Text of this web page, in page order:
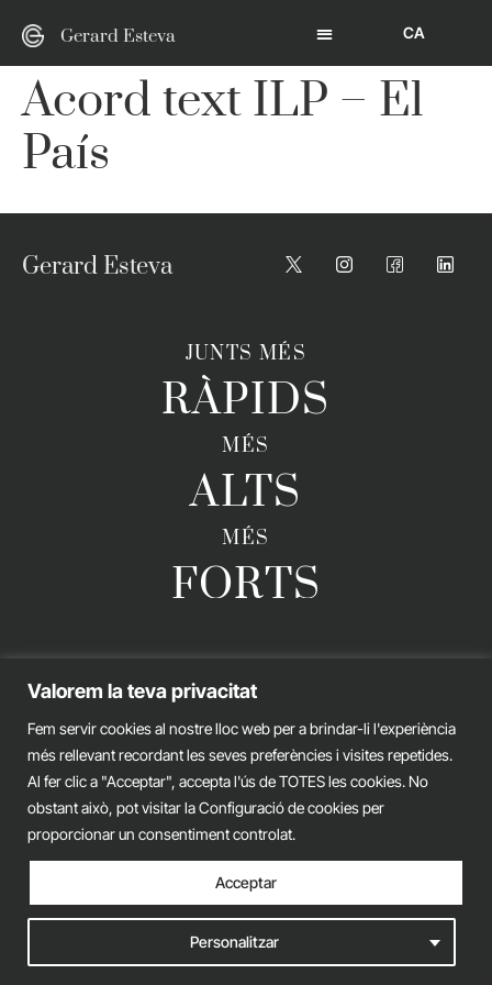
Valorem la teva privacitat
Fem servir cookies al nostre lloc web per a brindar-li l'experiència
més rellevant recordant les seves preferències i visites repetides.
Al fer clic a "Acceptar", accepta l'ús de TOTES les cookies. No
obstant això, pot visitar la Configuració de cookies per
proporcionar un consentiment controlat.
Personalitzar
Acceptar
Gerard Esteva CA
Acord text ILP – El
País
Gerard Esteva
JUNTS MÉS
RÀPIDS
MÉS
ALTS
MÉS
FORTS
Avís legalPolítica de privacitatPolítica de cookies
iònic.web